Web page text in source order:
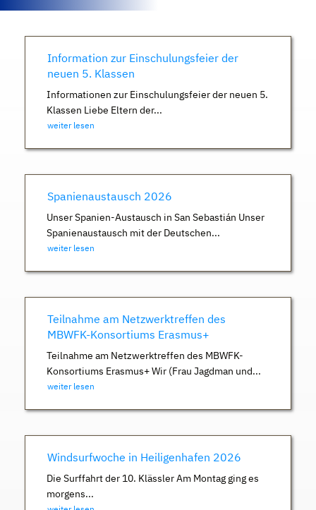
Information zur Einschulungsfeier der
neuen 5. Klassen
Informationen zur Einschulungsfeier der neuen 5.
Klassen Liebe Eltern der...
weiter lesen
Spanienaustausch 2026
Unser Spanien-Austausch in San Sebastián Unser
Spanienaustausch mit der Deutschen...
weiter lesen
Teilnahme am Netzwerktreffen des
MBWFK-Konsortiums Erasmus+
Teilnahme am Netzwerktreffen des MBWFK-
Konsortiums Erasmus+ Wir (Frau Jagdman und...
weiter lesen
Windsurfwoche in Heiligenhafen 2026
Die Surffahrt der 10. Klässler Am Montag ging es
morgens...